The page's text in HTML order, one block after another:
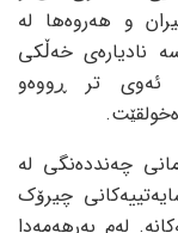
و هه‌روه‌ها له‌
نادیاره‌ی خه‌ڵکی
ئه‌وی تر ڕووه‌و
چه‌ندده‌نگی له‌
چیرۆک
له‌م به‌رهه‌مه‌دا